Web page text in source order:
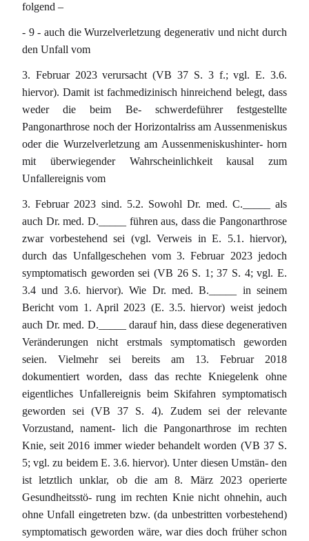
folgend –
- 9 - auch die Wurzelverletzung degenerativ und nicht durch
den Unfall vom
3. Februar 2023 verursacht (VB 37 S. 3 f.; vgl. E. 3.6.
hiervor). Damit ist fachmedizinisch hinreichend belegt, dass
weder die beim Be- schwerdeführer festgestellte
Pangonarthrose noch der Horizontalriss am Aussenmeniskus
oder die Wurzelverletzung am Aussenmeniskushinter- horn
mit überwiegender Wahrscheinlichkeit kausal zum
Unfallereignis vom
3. Februar 2023 sind. 5.2. Sowohl Dr. med. C._____ als
auch Dr. med. D._____ führen aus, dass die Pangonarthrose
zwar vorbestehend sei (vgl. Verweis in E. 5.1. hiervor),
durch das Unfallgeschehen vom 3. Februar 2023 jedoch
symptomatisch geworden sei (VB 26 S. 1; 37 S. 4; vgl. E.
3.4 und 3.6. hiervor). Wie Dr. med. B._____ in seinem
Bericht vom 1. April 2023 (E. 3.5. hiervor) weist jedoch
auch Dr. med. D._____ darauf hin, dass diese degenerativen
Veränderungen nicht erstmals symptomatisch geworden
seien. Vielmehr sei bereits am 13. Februar 2018
dokumentiert worden, dass das rechte Kniegelenk ohne
eigentliches Unfallereignis beim Skifahren symptomatisch
geworden sei (VB 37 S. 4). Zudem sei der relevante
Vorzustand, nament- lich die Pangonarthrose im rechten
Knie, seit 2016 immer wieder behandelt worden (VB 37 S.
5; vgl. zu beidem E. 3.6. hiervor). Unter diesen Umstän- den
ist letztlich unklar, ob die am 8. März 2023 operierte
Gesundheitsstö- rung im rechten Knie nicht ohnehin, auch
ohne Unfall eingetreten bzw. (da unbestritten vorbestehend)
symptomatisch geworden wäre, war dies doch früher schon